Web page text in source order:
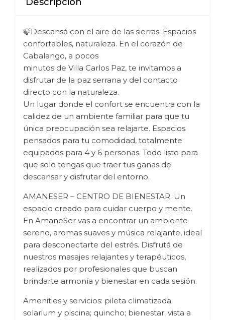
🍃Descansá con el aire de las sierras. Espacios
confortables, naturaleza. En el corazón de
Cabalango, a pocos
minutos de Villa Carlos Paz, te invitamos a
disfrutar de la paz serrana y del contacto
directo con la naturaleza.
Un lugar donde el confort se encuentra con la
calidez de un ambiente familiar para que tu
única preocupación sea relajarte. Espacios
pensados para tu comodidad, totalmente
equipados para 4 y 6 personas. Todo listo para
que solo tengas que traer tus ganas de
descansar y disfrutar del entorno.
AMANESER – CENTRO DE BIENESTAR: Un
espacio creado para cuidar cuerpo y mente.
En AmaneSer vas a encontrar un ambiente
sereno, aromas suaves y música relajante, ideal
para desconectarte del estrés. Disfrutá de
nuestros masajes relajantes y terapéuticos,
realizados por profesionales que buscan
brindarte armonía y bienestar en cada sesión.
Amenities y servicios: pileta climatizada;
solarium y piscina; quincho; bienestar; vista a